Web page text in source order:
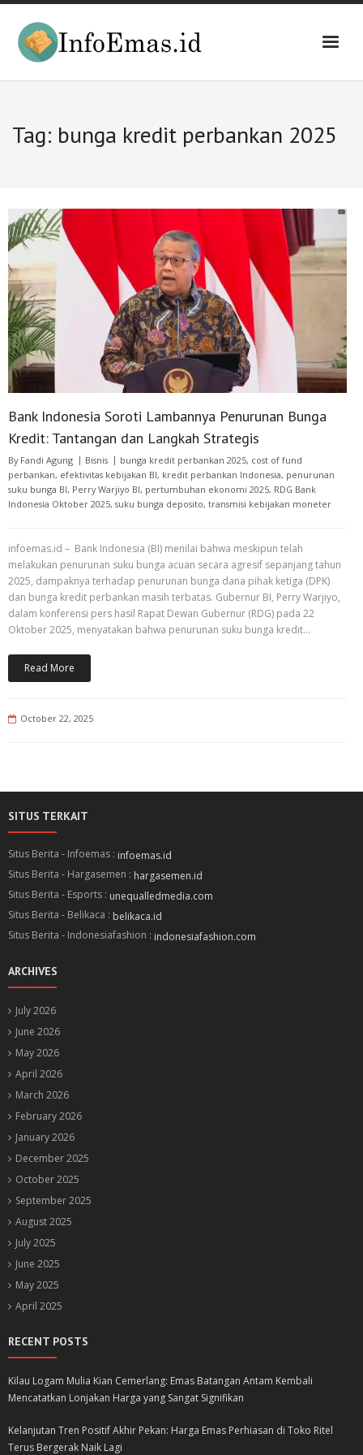
Skip
content
Tag: bunga kredit perbankan 2025
Bank Indonesia Soroti Lambannya Penurunan Bunga
Kredit: Tantangan dan Langkah Strategis
By Fandi Agung Bisnis bunga kredit perbankan 2025, cost of fund
perbankan, efektivitas kebijakan BI, kredit perbankan Indonesia, penurunan
suku bunga BI, Perry Warjiyo BI, pertumbuhan ekonomi 2025, RDG Bank
Indonesia Oktober 2025, suku bunga deposito, transmisi kebijakan moneter
infoemas.id – Bank Indonesia (BI) menilai bahwa meskipun telah
melakukan penurunan suku bunga acuan secara agresif sepanjang tahun
2025, dampaknya terhadap penurunan bunga dana pihak ketiga (DPK)
dan bunga kredit perbankan masih terbatas. Gubernur BI, Perry Warjiyo,
dalam konferensi pers hasil Rapat Dewan Gubernur (RDG) pada 22
Oktober 2025, menyatakan bahwa penurunan suku bunga kredit…
Read More
October 22, 2025
SITUS TERKAIT
Situs Berita - Infoemas : infoemas.id
Situs Berita - Hargasemen : hargasemen.id
Situs Berita - Esports : unequalledmedia.com
Situs Berita - Belikaca : belikaca.id
Situs Berita - Indonesiafashion : indonesiafashion.com
ARCHIVES
July 2026
June 2026
May 2026
April 2026
March 2026
February 2026
January 2026
December 2025
October 2025
September 2025
August 2025
July 2025
June 2025
May 2025
April 2025
RECENT POSTS
Kilau Logam Mulia Kian Cemerlang: Emas Batangan Antam Kembali
Mencatatkan Lonjakan Harga yang Sangat Signifikan
Kelanjutan Tren Positif Akhir Pekan: Harga Emas Perhiasan di Toko Ritel
Terus Bergerak Naik Lagi